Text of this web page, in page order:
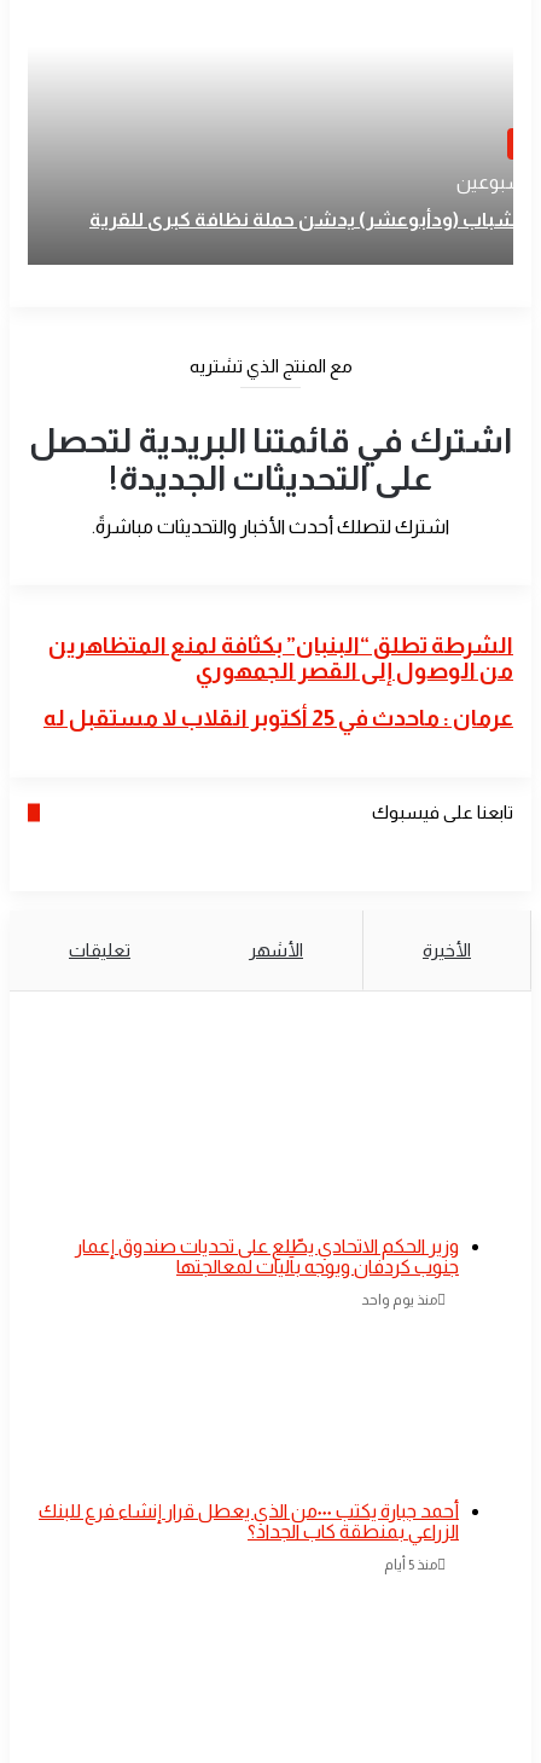
أسبوعين
شباب (ودأبوعشر) يدشن حملة نظافة كبرى للقرية
مع المنتج الذي تشتريه
اشترك في قائمتنا البريدية لتحصل
على التحديثات الجديدة!
اشترك لتصلك أحدث الأخبار والتحديثات مباشرةً.
الشرطة
تطلق
“البنبان”
لمنع
إلى
القصر
الشرطة تطلق “البنبان” بكثافة لمنع المتظاهرين
من الوصول إلى القصر الجمهوري
عرمان
:
أكتوبر
عرمان : ماحدث في 25 أكتوبر انقلاب لا مستقبل له
تابعنا على فيسبوك
الأخيرة الأشهر تعليقات
​وزير الحكم الاتحادي يطّلع على تحديات صندوق إعمار
جنوب كردفان ويوجه بآليات لمعالجتها
منذ يوم واحد
أحمد جبارة يكتب ٠٠٠من الذي يعطل قرار إنشاء فرع للبنك
الزراعي بمنطقة كاب الجداد؟
منذ 5 أيام